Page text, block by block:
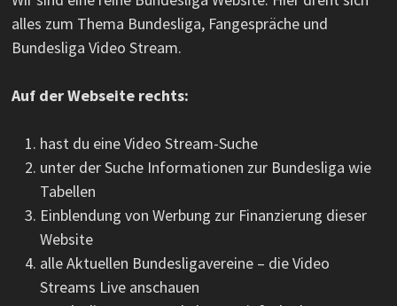
alles zum Thema Bundesliga, Fangespräche und
Bundesliga Video Stream.
Auf der Webseite rechts:
hast du eine Video Stream-Suche
unter der Suche Informationen zur Bundesliga wie
Tabellen
Einblendung von Werbung zur Finanzierung dieser
Website
alle Aktuellen Bundesligavereine – die Video
Streams Live anschauen